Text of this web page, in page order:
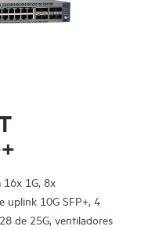
1G, 8x
uplink 10G SFP+, 4
de 25G, ventiladores